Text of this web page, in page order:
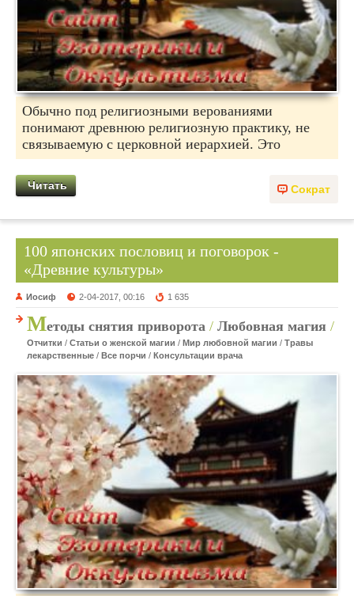
Обычно под религиозными верованиями
понимают древнюю религиозную практику, не
связываемую с церковной иерархией. Это
Сократ
Читать
100 японских пословиц и поговорок -
«Древние культуры»
Иосиф 2-04-2017, 00:16 1 635
Методы снятия приворота / Любовная магия /
Отчитки / Статьи о женской магии / Мир любовной магии / Травы
лекарственные / Все порчи / Консультации врача